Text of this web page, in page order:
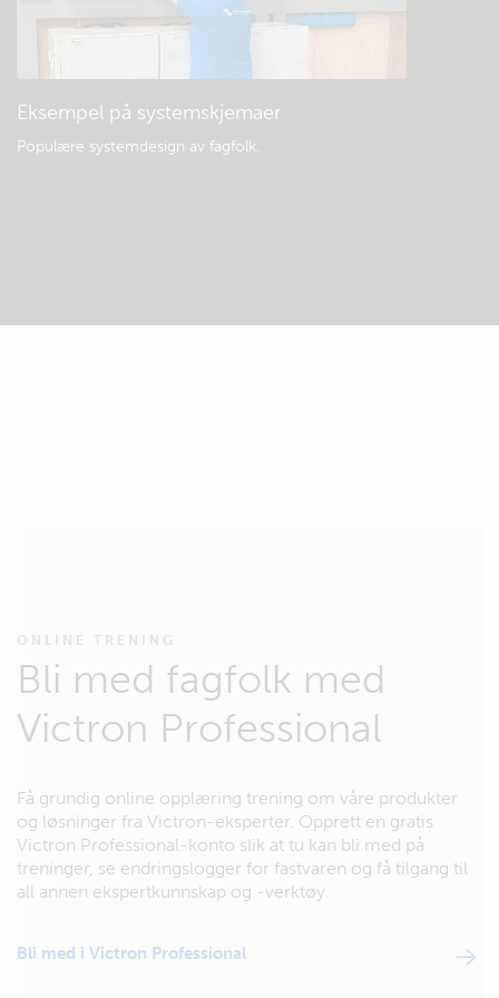
Eksempel på systemskjemaer
Populære systemdesign av fagfolk.
ONLINE TRENING
Bli med fagfolk med
Victron Professional
Få grundig online opplæring trening om våre produkter
og løsninger fra Victron-eksperter. Opprett en gratis
Victron Professional-konto slik at tu kan bli med på
treninger, se endringslogger for fastvaren og få tilgang til
all annen ekspertkunnskap og -verktøy.
Bli med i Victron Professional